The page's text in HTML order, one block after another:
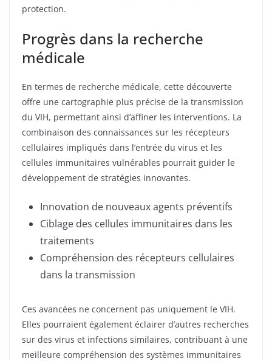
protection.
Progrès dans la recherche
médicale
En termes de recherche médicale, cette découverte
offre une cartographie plus précise de la transmission
du VIH, permettant ainsi d’affiner les interventions. La
combinaison des connaissances sur les récepteurs
cellulaires impliqués dans l’entrée du virus et les
cellules immunitaires vulnérables pourrait guider le
développement de stratégies innovantes.
Innovation de nouveaux agents préventifs
Ciblage des cellules immunitaires dans les
traitements
Compréhension des récepteurs cellulaires
dans la transmission
Ces avancées ne concernent pas uniquement le VIH.
Elles pourraient également éclairer d’autres recherches
sur des virus et infections similaires, contribuant à une
meilleure compréhension des systèmes immunitaires